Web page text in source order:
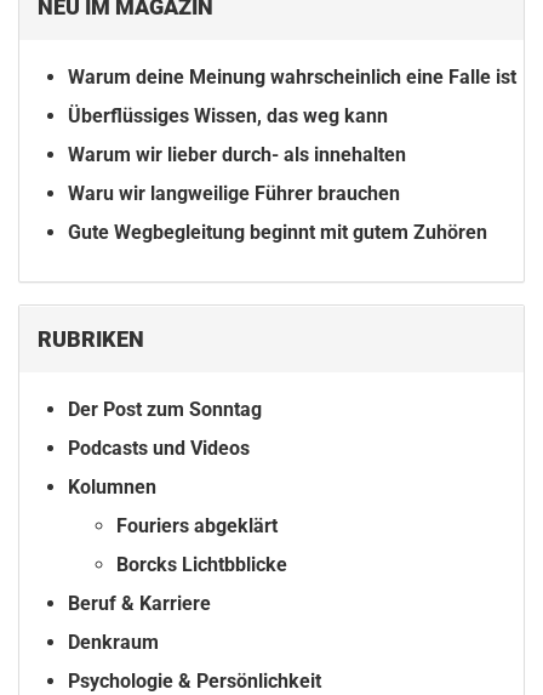
NEU IM MAGAZIN
Warum deine Meinung wahrscheinlich eine Falle ist
Überflüssiges Wissen, das weg kann
Warum wir lieber durch- als innehalten
Waru wir langweilige Führer brauchen
Gute Wegbegleitung beginnt mit gutem Zuhören
RUBRIKEN
Der Post zum Sonntag
Podcasts und Videos
Kolumnen
Fouriers abgeklärt
Borcks Lichtbblicke
Beruf & Karriere
Denkraum
Psychologie & Persönlichkeit